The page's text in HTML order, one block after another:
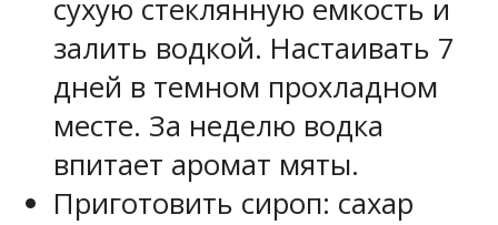
сухую стеклянную емкость и
залить водкой. Настаивать 7
дней в темном прохладном
месте. За неделю водка
впитает аромат мяты.
Приготовить сироп: сахар